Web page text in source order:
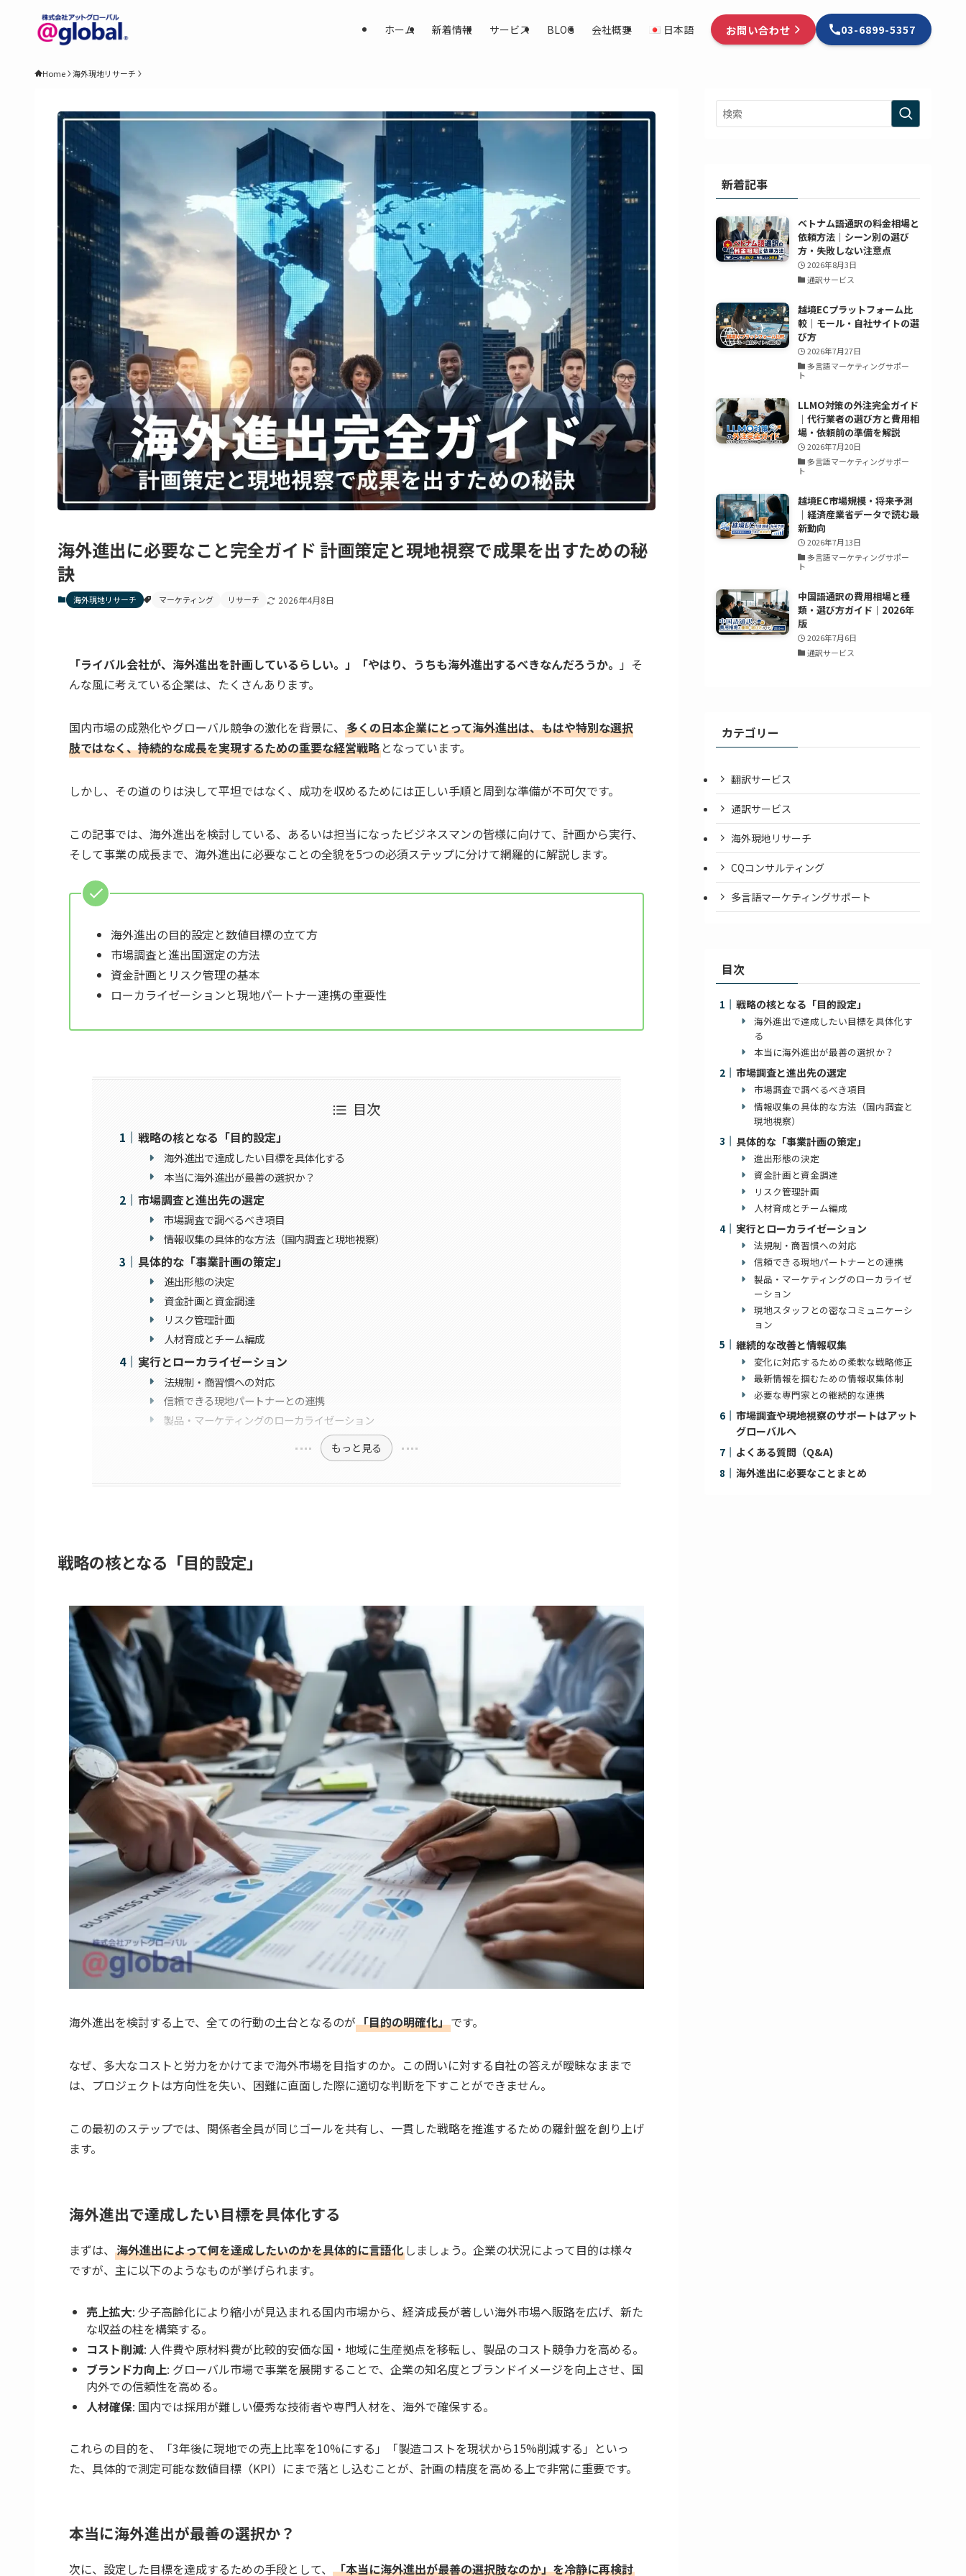
ホーム 新着情報 サービス BLOG 会社概要 日本語 お問い合わせ 03-6899-5357
Home 海外現地リサーチ
海外進出に必要なこと完全ガイド 計画策定と現地視察で成果を出すための秘
訣
海外現地リサーチ マーケティング リサーチ 2026年4月8日
「ライバル会社が、海外進出を計画しているらしい。」「やはり、うちも海外進出するべきなんだろうか。 」そ
んな風に考えている企業は、たくさんあります。
国内市場の成熟化やグローバル競争の激化を背景に、 多くの日本企業にとって海外進出は、もはや特別な選択
肢ではなく、持続的な成長を実現するための重要な経営戦略 となっています。
しかし、その道のりは決して平坦ではなく、成功を収めるためには正しい手順と周到な準備が不可欠です。
この記事では、海外進出を検討している、あるいは担当になったビジネスマンの皆様に向けて、計画から実行、
そして事業の成長まで、海外進出に必要なことの全貌を5つの必須ステップに分けて網羅的に解説します。
海外進出の目的設定と数値目標の立て方
市場調査と進出国選定の方法
資金計画とリスク管理の基本
ローカライゼーションと現地パートナー連携の重要性
目次
戦略の核となる「目的設定」
海外進出で達成したい目標を具体化する
本当に海外進出が最善の選択か？
市場調査と進出先の選定
市場調査で調べるべき項目
情報収集の具体的な方法（国内調査と現地視察）
具体的な「事業計画の策定」
進出形態の決定
資金計画と資金調達
リスク管理計画
人材育成とチーム編成
実行とローカライゼーション
法規制・商習慣への対応
信頼できる現地パートナーとの連携
製品・マーケティングのローカライゼーション
もっと見る
戦略の核となる「目的設定」
海外進出を検討する上で、全ての行動の土台となるのが「目的の明確化」です。
なぜ、多大なコストと労力をかけてまで海外市場を目指すのか。この問いに対する自社の答えが曖昧なままで
は、プロジェクトは方向性を失い、困難に直面した際に適切な判断を下すことができません。
この最初のステップでは、関係者全員が同じゴールを共有し、一貫した戦略を推進するための羅針盤を創り上げ
ます。
海外進出で達成したい目標を具体化する
まずは、 海外進出によって何を達成したいのかを具体的に言語化 しましょう。企業の状況によって目的は様々
ですが、主に以下のようなものが挙げられます。
売上拡大: 少子高齢化により縮小が見込まれる国内市場から、経済成長が著しい海外市場へ販路を広げ、新た
な収益の柱を構築する。
コスト削減: 人件費や原材料費が比較的安価な国・地域に生産拠点を移転し、製品のコスト競争力を高める。
ブランド力向上: グローバル市場で事業を展開することで、企業の知名度とブランドイメージを向上させ、国
内外での信頼性を高める。
人材確保: 国内では採用が難しい優秀な技術者や専門人材を、海外で確保する。
これらの目的を、「3年後に現地での売上比率を10%にする」「製造コストを現状から15%削減する」といっ
た、具体的で測定可能な数値目標（KPI）にまで落とし込むことが、計画の精度を高める上で非常に重要です。
本当に海外進出が最善の選択か？
次に、設定した目標を達成するための手段として、 「本当に海外進出が最善の選択肢なのか」を冷静に再検討
新着記事
ベトナム語通訳の料金相場と
依頼方法｜シーン別の選び
方・失敗しない注意点
2026年8月3日
通訳サービス
越境ECプラットフォーム比
較｜モール・自社サイトの選
び方
2026年7月27日
多言語マーケティングサポー
ト
LLMO対策の外注完全ガイド
｜代行業者の選び方と費用相
場・依頼前の準備を解説
2026年7月20日
多言語マーケティングサポー
ト
越境EC市場規模・将来予測
｜経済産業省データで読む最
新動向
2026年7月13日
多言語マーケティングサポー
ト
中国語通訳の費用相場と種
類・選び方ガイド｜2026年
版
2026年7月6日
通訳サービス
カテゴリー
翻訳サービス
通訳サービス
海外現地リサーチ
CQコンサルティング
多言語マーケティングサポート
目次
戦略の核となる「目的設定」
海外進出で達成したい目標を具体化す
る
本当に海外進出が最善の選択か？
市場調査と進出先の選定
市場調査で調べるべき項目
情報収集の具体的な方法（国内調査と
現地視察）
具体的な「事業計画の策定」
進出形態の決定
資金計画と資金調達
リスク管理計画
人材育成とチーム編成
実行とローカライゼーション
法規制・商習慣への対応
信頼できる現地パートナーとの連携
製品・マーケティングのローカライゼ
ーション
現地スタッフとの密なコミュニケーシ
ョン
継続的な改善と情報収集
変化に対応するための柔軟な戦略修正
最新情報を掴むための情報収集体制
必要な専門家との継続的な連携
市場調査や現地視察のサポートはアット
グローバルへ
よくある質問（Q&A)
海外進出に必要なことまとめ